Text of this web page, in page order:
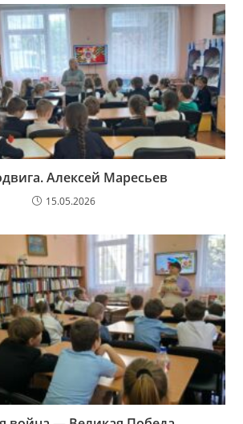
Алексей Маресьев
15.05.2026